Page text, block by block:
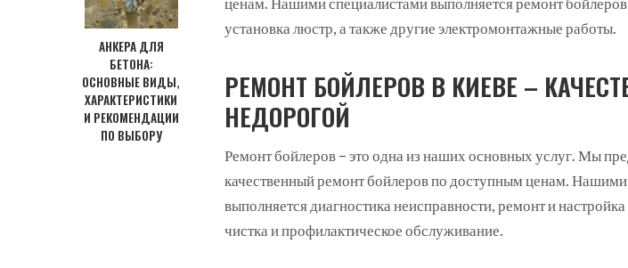
АНКЕРА ДЛЯ
БЕТОНА:
ОСНОВНЫЕ ВИДЫ,
ХАРАКТЕРИСТИКИ
И РЕКОМЕНДАЦИИ
ПО ВЫБОРУ
установка люстр, а также другие электромонтажные работы.
РЕМОНТ БОЙЛЕРОВ В КИЕВЕ –
НЕДОРОГОЙ
Ремонт бойлеров – это одна из наших основных услуг. Мы
качественный ремонт бойлеров по доступным ценам.
выполняется диагностика неисправности, ремонт и
чистка и профилактическое обслуживание.